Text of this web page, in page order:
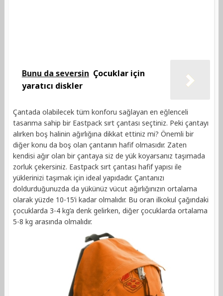
Bunu da seversin Çocuklar için
yaratıcı diskler
Çantada olabilecek tüm konforu sağlayan en eğlenceli
tasarıma sahip bir Eastpack sırt çantası seçtiniz. Peki çantayı
alırken boş halinin ağırlığına dikkat ettiniz mi? Önemli bir
diğer konu da boş olan çantanın hafif olmasıdır. Zaten
kendisi ağır olan bir çantaya siz de yük koyarsanız taşımada
zorluk çekersiniz. Eastpack sırt çantası hafif yapısı ile
yüklerinizi taşımak için ideal yapıdadır. Çantanızı
doldurduğunuzda da yükünüz vücut ağırlığınızın ortalama
olarak yüzde 10-15’i kadar olmalıdır. Bu oran ilkokul çağındaki
çocuklarda 3-4 kg’a denk gelirken, diğer çocuklarda ortalama
5-8 kg arasında olmalıdır.